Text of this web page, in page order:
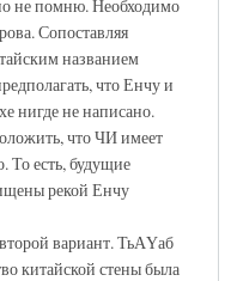
не помню. Необходимо
Сопоставляя
названием
что Енчу и
нигде не написано.
что ЧИ имеет
То есть, будущие
рекой Енчу
вариант. ТьАҮаб
китайской стены была